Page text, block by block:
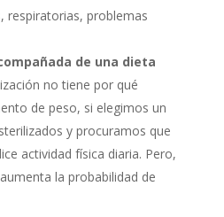
respiratorias, problemas
de una dieta
no tiene por qué
de peso, si elegimos un
y procuramos que
actividad física diaria. Pero,
la probabilidad de